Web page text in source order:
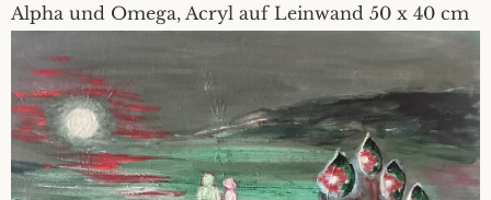
Alpha und Omega, Acryl auf Leinwand 50 x 40 cm